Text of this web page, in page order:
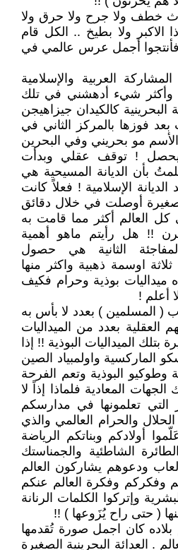
خطف ولا جرح ولا حرق ولا
الاكبر ولا بطيخ .. الكل قام
فأنتجوا أجمل عرس عالمي في
العربية والإسلامية
!! وأكثر شيء أدهشني في تلك
كالكيدان جيزاهيجن
فوزها بالمركز الثاني في
مو بحريني وفي البحرين
يحصل ! توقف عقلي وبدأت
بأن الديانة المسيحية هي
الإسلامية ! فعلاً كانت
صغيرة أوصلت في خلال دقائق
العالم أكثر مما قامت به
!! هل رأيتم ماهو أهمية
الثانية هي حصول
اوسمة ذهبية واكثر منها
بوذية وحرام فكيف
أعلم !
( المسلمين ) بعدد لا بأس به
العقلية بعدد من الميداليات
الميداليات البوذية !! إذا
الماركسية واولمبياد الصين
وطوكيو البوذية وتعم الفرحة
المعادية فلماذا إذاً لا
التي تعلمونها في مدارسكم
الحلال والحرام العالمي والذي
أولادكم وبناتكم الرياضة
الشاطئية والجمناستك
ودعوهم يشاركون العالم
وفكركم وفكرة العالم عنكم
وإتركوا الكلمات الرنانة
( حتى راح يُزَوعها ) !!
بلاده كان اجمل صورة تُقدمها
. العدائة البحرينية الصغيرة